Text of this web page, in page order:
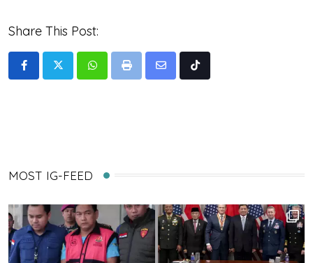
Share This Post:
WhatsappPrint
Share
Tiktok
MOST IG-FEED